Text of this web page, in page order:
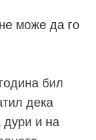
може да го
бил
дека
дури и на